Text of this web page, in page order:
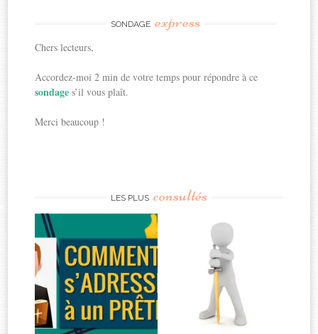
SONDAGE express
Chers lecteurs,
Accordez-moi 2 min de votre temps pour répondre à ce
sondages’il vous plaît.
Merci beaucoup !
LES PLUS consultés